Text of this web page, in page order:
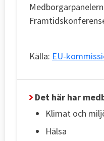
Källa: EU-
Det här har
Klimat och
Hälsa